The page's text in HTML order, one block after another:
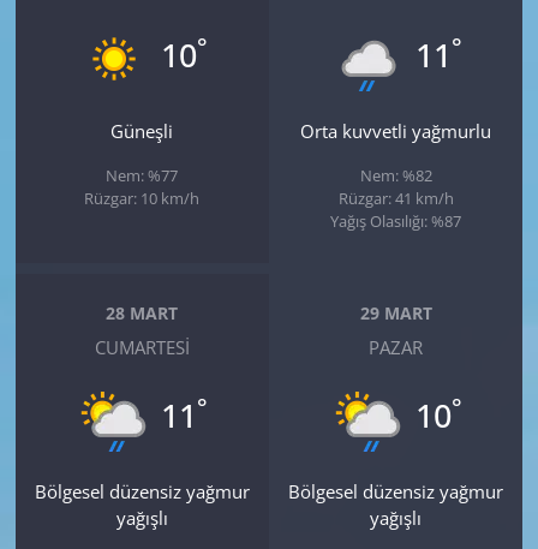
10°
Güneşli
Nem: %77
Rüzgar: 10 km/h
11 °
Orta kuvvetli yağmurlu
Nem: %82
Rüzgar: 41 km/h
Yağış Olasılığı: %87
28 MART
CUMARTESI
11 °
Bölgesel düzensiz yağmur
yağışlı
29 MART
PAZAR
10°
Bölgesel düzensiz yağmur
yağışlı